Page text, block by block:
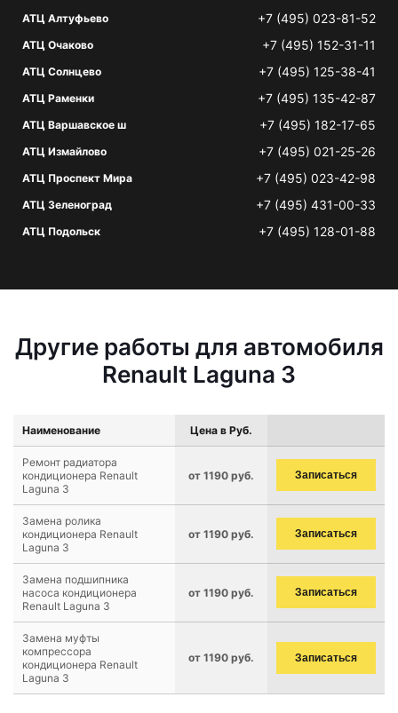
АТЦ Алтуфьево +7 (495) 023-81-52
АТЦ Очаково +7 (495) 152-31-11
АТЦ Солнцево +7 (495) 125-38-41
АТЦ Раменки +7 (495) 135-42-87
АТЦ Варшавское ш +7 (495) 182-17-65
АТЦ Измайлово +7 (495) 021-25-26
АТЦ Проспект Мира +7 (495) 023-42-98
АТЦ Зеленоград +7 (495) 431-00-33
АТЦ Подольск +7 (495) 128-01-88
Другие работы для автомобиля
Renault Laguna 3
Наименование Цена в Руб.
Ремонт радиатора
кондиционера Renault
Laguna 3
от 1190 руб. Записаться
Замена ролика
кондиционера Renault
Laguna 3
от 1190 руб. Записаться
Замена подшипника
насоса кондиционера
Renault Laguna 3
от 1190 руб. Записаться
Замена муфты
компрессора
кондиционера Renault
Laguna 3
от 1190 руб. Записаться